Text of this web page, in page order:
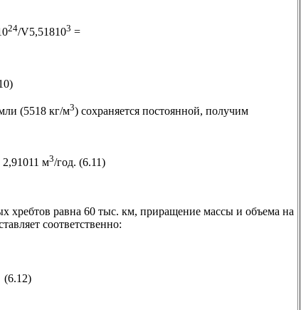
24/V5,518103 =
(5518 кг/м3) сохраняется постоянной, получим
2,91011 м3/год. (6.11)
хребтов равна 60 тыс. км, приращение массы и объема на
соответственно: